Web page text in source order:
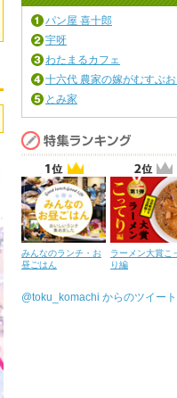
パン屋 喜十郎
宇呀
わたまるカフェ
十六代 農家の嫁がむすぶ
とみ家
みんなのランチ・お
昼ごはん
ラーメン大賞こ
り編
@toku_komachi からのツイート